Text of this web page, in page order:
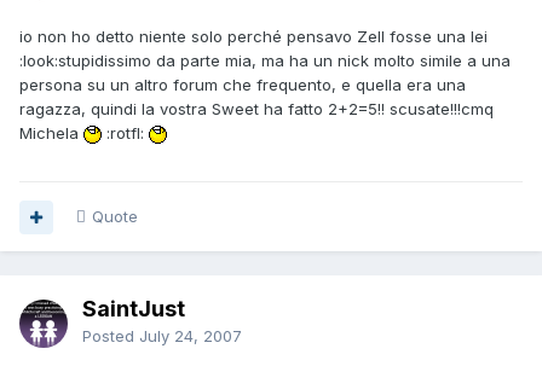
io non ho detto niente solo perché pensavo Zell fosse una lei
:look:stupidissimo da parte mia, ma ha un nick molto simile a una
persona su un altro forum che frequento, e quella era una
ragazza, quindi la vostra Sweet ha fatto 2+2=5!! scusate!!!cmq
Michela
:rotfl:
Quote
SaintJust
Posted July 24, 2007